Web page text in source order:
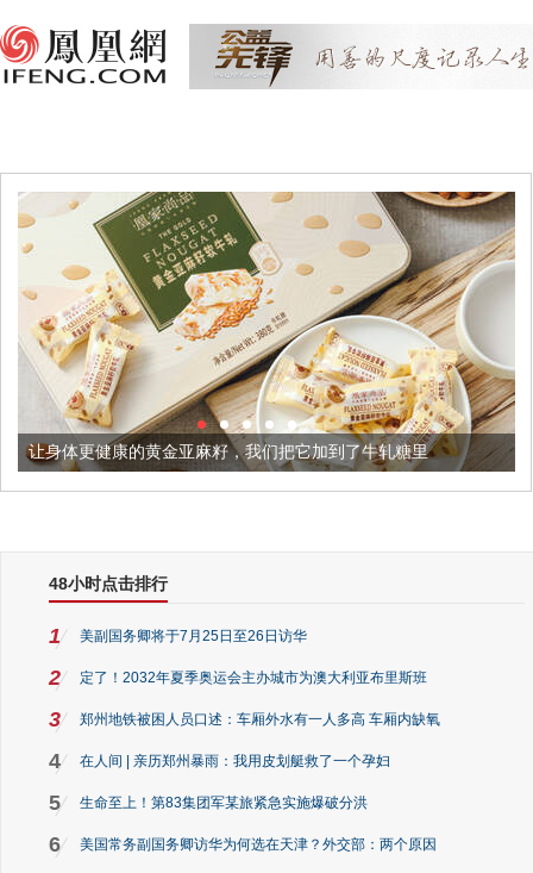
的黄金亚麻籽，我们把它加到了牛轧糖里 被列入佛家七
48小时点击排行
1 美副国务卿将于7月25日至26日访华
2 定了！2032年夏季奥运会主办城市为澳大利亚布里斯班
3 郑州地铁被困人员口述：车厢外水有一人多高 车厢内缺氧
4 在人间 | 亲历郑州暴雨：我用皮划艇救了一个孕妇
5 生命至上！第83集团军某旅紧急实施爆破分洪
6 美国常务副国务卿访华为何选在天津？外交部：两个原因